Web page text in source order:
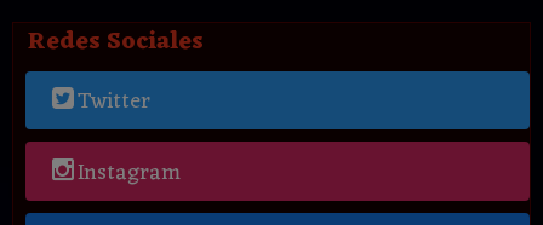
Redes Sociales
Twitter
Instagram